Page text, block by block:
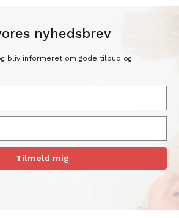
nyhedsbrev
bliv informeret om gode tilbud og
Tilmeld mig